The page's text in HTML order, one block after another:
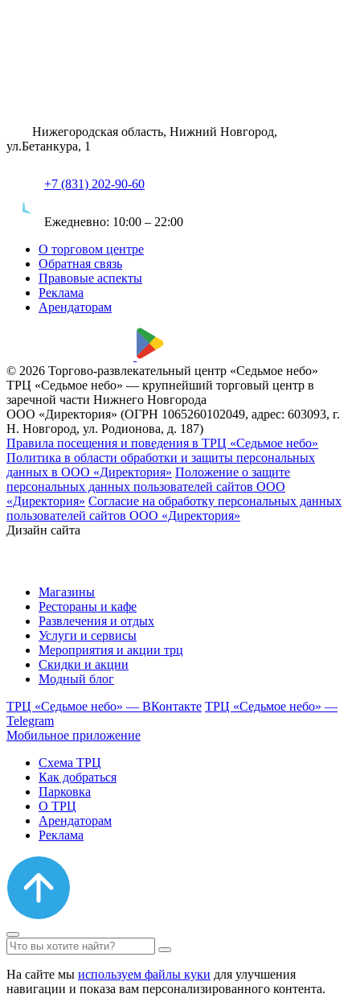
Нижегородская область, Нижний Новгород,
ул.Бетанкура, 1
+7 (831) 202-90-60
Ежедневно: 10:00 – 22:00
О торговом центре
Обратная связь
Правовые аспекты
Реклама
Арендаторам
© 2026 Торгово-развлекательный центр «Седьмое небо»
ТРЦ «Седьмое небо» — крупнейший торговый центр в
заречной части Нижнего Новгорода
ООО «Директория» (ОГРН 1065260102049, адрес: 603093, г.
Н. Новгород, ул. Родионова, д. 187)
Правила посещения и поведения в ТРЦ «Седьмое небо»
Политика в области обработки и защиты персональных
данных в ООО «Директория» Положение о защите
персональных данных пользователей сайтов ООО
«Директория» Согласие на обработку персональных данных
пользователей сайтов ООО «Директория»
Дизайн сайта
Магазины
Рестораны и кафе
Развлечения и отдых
Услуги и сервисы
Мероприятия и акции трц
Скидки и акции
Модный блог
ТРЦ «Седьмое небо» — ВКонтакте ТРЦ «Седьмое небо» —
Telegram
Мобильное приложение
Схема ТРЦ
Как добраться
Парковка
О ТРЦ
Арендаторам
Реклама
На сайте мы используем файлы куки для улучшения
навигации и показа вам персонализированного контента.